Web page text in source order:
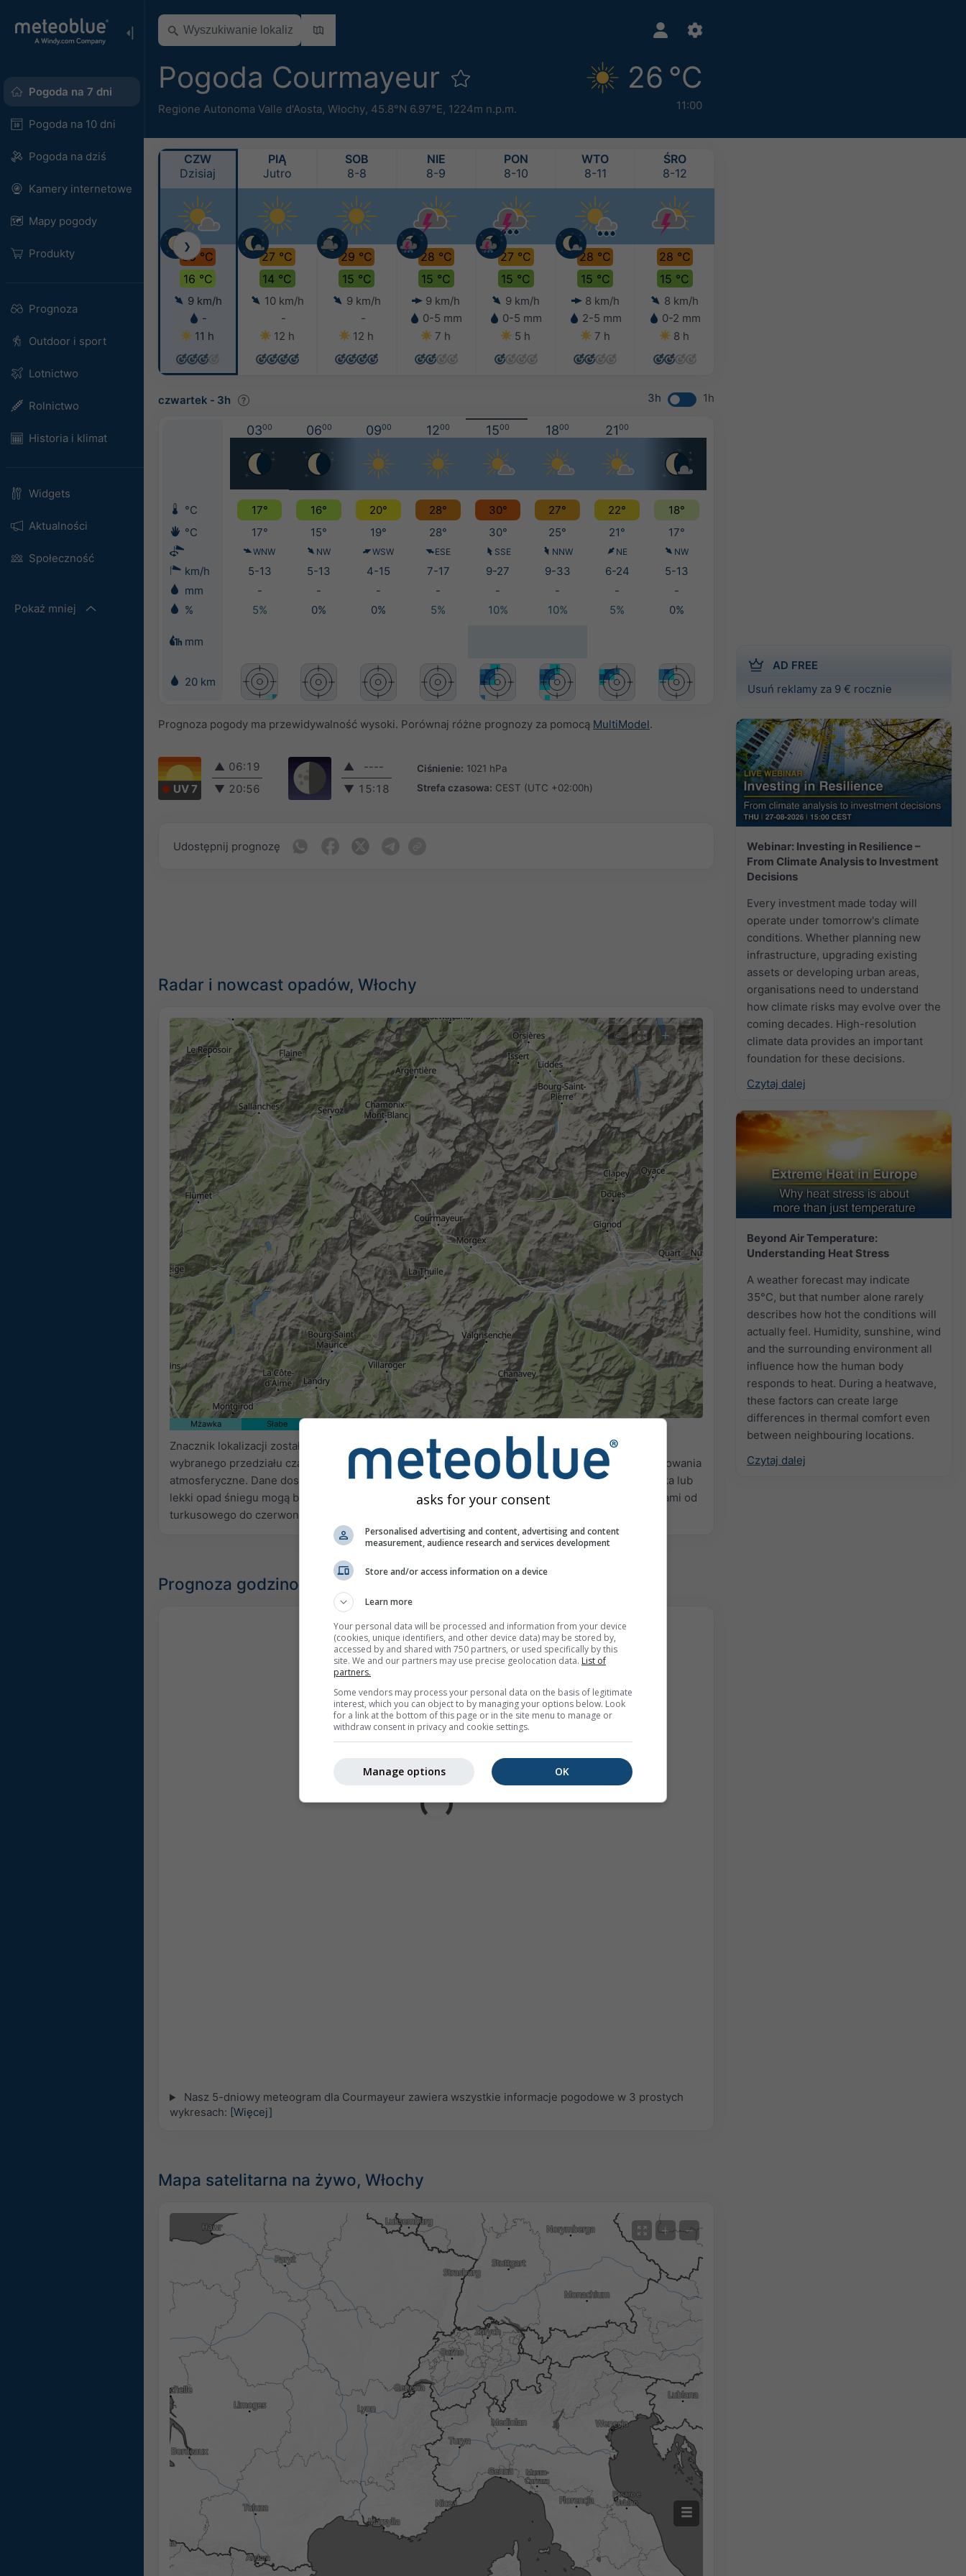
Pogoda na 7 dni
Pogoda na 10 dni
Pogoda na dziś
Kamery internetowe
Mapy pogody
Produkty
Prognoza
Outdoor i sport
Lotnictwo
Rolnictwo
Historia i klimat
Widgets
Aktualności
Społeczność
Pokaż mniej
Pogoda Courmayeur
Regione Autonoma Valle d'Aosta, Włochy, 45.8°N 6.97°E, 1224m n.p.m.
26 °C
11:00
AD FREE
Usuń reklamy za 9 € rocznie
Webinar: Investing in Resilience –
From Climate Analysis to Investment
Decisions
Every investment made today will
operate under tomorrow's climate
conditions. Whether planning new
infrastructure, upgrading existing
assets or developing urban areas,
organisations need to understand
how climate risks may evolve over the
coming decades. High-resolution
climate data provides an important
foundation for these decisions.
Czytaj dalej
Beyond Air Temperature:
Understanding Heat Stress
A weather forecast may indicate
35°C, but that number alone rarely
describes how hot the conditions will
actually feel. Humidity, sunshine, wind
and the surrounding environment all
influence how the human body
responds to heat. During a heatwave,
these factors can create large
differences in thermal comfort even
between neighbouring locations.
Czytaj dalej
CZW
Dzisiaj
30 °C
16 °C
9 km/h
-
11 h
PIĄ
Jutro
27 °C
14 °C
10 km/h
-
12 h
SOB
8-8
29 °C
15 °C
9 km/h
-
12 h
NIE
8-9
28 °C
15 °C
9 km/h
0-5 mm
7 h
PON
8-10
27 °C
15 °C
9 km/h
0-5 mm
5 h
WTO
8-11
28 °C
15 °C
8 km/h
2-5 mm
7 h
ŚRO
8-12
28 °C
15 °C
8 km/h
0-2 mm
8 h
❯
czwartek - 3h 3h 1h
0300 0600 0900 1200 1500 1800 2100
°C 17° 16° 20° 28° 30° 27° 22°
18°
°C
17° 15° 19° 28° 30° 25° 21° 17°
WNW NW WSW ESE SSE NNW NE NW
km/h 5-13 5-13 4-15 7-17 9-27 9-33 6-24
5-13
mm
- - - - - - -
-
%
5% 0% 0% 5% 10% 10% 5% 0%
mm
20 km
Prognoza pogody ma przewidywalność wysoki. Porównaj różne prognozy za pomocą MultiModel.
UV 7
▲ 06:19
▼ 20:56
▲
----
▼ 15:18
Ciśnienie: 1021 hPa
Strefa czasowa: CEST (UTC +02:00h)
Udostępnij prognozę
Radar i nowcast opadów, Włochy
© + −
Mżawka Słabe
Znacznik lokalizacji został umieszczony na Courmayeur. Ta animacja pokazuje radar opadów
wybranego przedziału czasowego oraz prognozę na 2h. Pomarańczowe krzyżyki oznaczają wyładowania
atmosferyczne. Dane dostarczone przez
nowcast.de(dostępne w USA, Europie i Australii). Mżawka lub
lekki opad śniegu mogą być niewidoczne dla radaru.Intensywność opadów
jest oznaczona kolorami od
turkusowego do czerwonego.
Prognoza godzinowa dla Courmayeur
Nasz 5-dniowy meteogram dla Courmayeur zawiera wszystkie informacje pogodowe w 3 prostych
wykresach: [Więcej]
Mapa satelitarna na żywo, Włochy
+ −
asks for your consent
Personalised advertising and content, advertising and content
measurement, audience research and services development
Store and/or access information on a device
Learn more
Your personal data will be processed and information from your device
(cookies, unique identifiers, and other device data) may be stored by,
accessed by and shared with 750 partners, or used specifically by this
site. We and our partners may use precise geolocation data. List of
partners.
Some vendors may process your personal data on the basis of legitimate
interest, which you can object to by managing your options below. Look
for a link at the bottom of this page or in the site menu to manage or
withdraw consent in privacy and cookie settings.
OK
Manage options